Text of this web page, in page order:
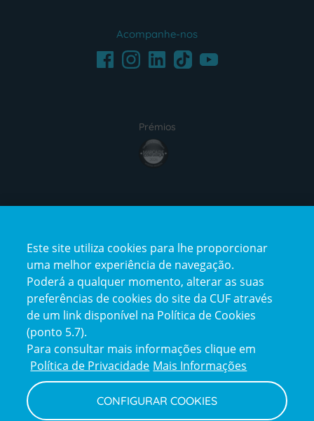
Acompanhe-nos
FacebookInstagramLinkedInTikTokYoutube
Prémios
award4
certification2certification3
Reclamações
e
elogios
Este site utiliza cookies para lhe proporcionar
uma melhor experiência de navegação.
Poderá a qualquer momento, alterar as suas
preferências de cookies do site da CUF através
de um link disponível na Política de Cookies
(ponto 5.7).
Para consultar mais informações clique em
Política de Privacidade Mais Informações
CONFIGURAR COOKIES